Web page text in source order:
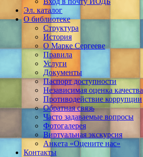
Эл. каталог
О библиотеке
Структура
История
О Марке Сергееве
Правила
Услуги
Документы
Паспорт доступности
Независимая оценка качества
Противодействие коррупции
Обратная связь
Часто задаваемые вопросы
Фотогалерея
Виртуальная экскурсия
Анкета «Оцените нас»
Контакты